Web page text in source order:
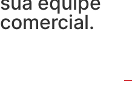
comercial.